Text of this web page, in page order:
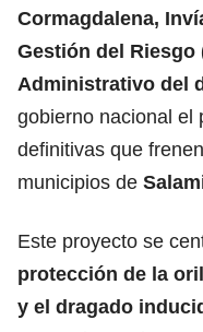
Cormagdalena,
Gestión del Riesgo
Administrativo del
gobierno nacional el
definitivas que
municipios de
Este proyecto se
protección de la
y el dragado